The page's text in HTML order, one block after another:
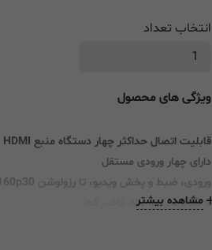
انتخاب تعداد
ویژگی های محصول
قابلیت اتصال حداکثر چهار دستگاه منبع HDMI
دارای چهار ورودی مستقل
ورودی، ضبط و پخش ویدیو، تا رزولوشن 3840x2160p30.
USB 4 سرعت بالا، تاخیر کم.
مشاهده بیشتر